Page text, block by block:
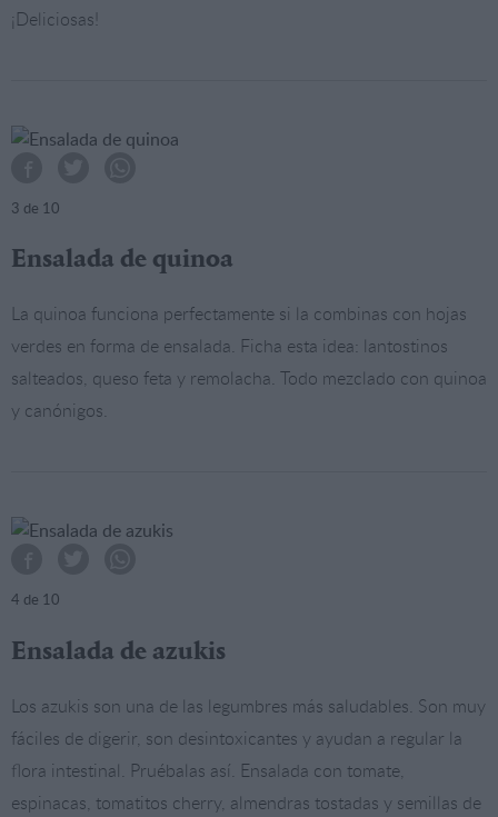
¡Deliciosas!
3 de 10
Ensalada de quinoa
La quinoa funciona perfectamente si la combinas con hojas
verdes en forma de ensalada. Ficha esta idea: lantostinos
salteados, queso feta y remolacha. Todo mezclado con quinoa
y canónigos.
4 de 10
Ensalada de azukis
Los azukis son una de las legumbres más saludables. Son muy
fáciles de digerir, son desintoxicantes y ayudan a regular la
flora intestinal. Pruébalas así. Ensalada con tomate,
espinacas, tomatitos cherry, almendras tostadas y semillas de